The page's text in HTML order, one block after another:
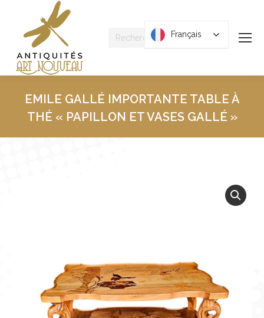
Recherche
EMILE GALLÉ IMPORTANTE TABLE À
THÉ « PAPILLON ET VASES GALLÉ »
Français
Français